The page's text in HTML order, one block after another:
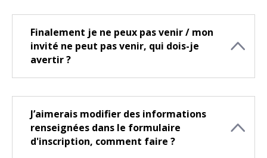
Finalement je ne peux pas venir / mon
invité ne peut pas venir, qui dois-je
avertir ?
J’aimerais modifier des informations
renseignées dans le formulaire
d'inscription, comment faire ?